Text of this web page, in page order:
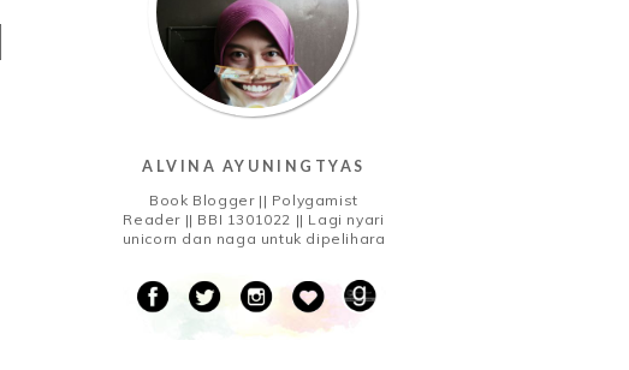
ALVINA AYUNINGTYAS
Book Blogger || Polygamist
Reader || BBI 1301022 || Lagi nyari
unicorn dan naga untuk dipelihara